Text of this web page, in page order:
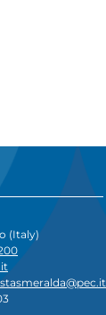
(Italy)